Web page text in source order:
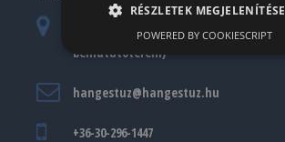
bemutatóterem)
hangestuz@hangestuz.hu
+36-30-296-1447
RÉSZLETEK MEGJELENÍTÉSE
POWERED BY COOKIESCRIPT